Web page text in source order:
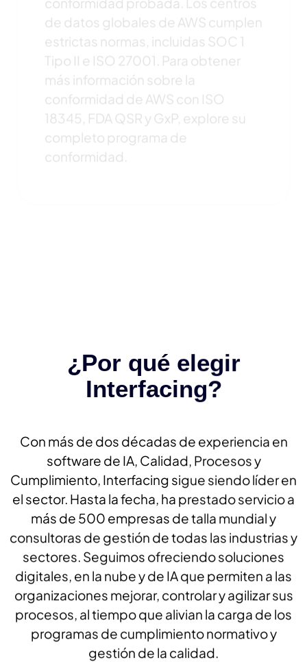
de datos globales de AWS cumplen
estrictas normas, incluidas SOC 1
Tipo II e ISO 27001. Para obtener
más información sobre la
conformidad de AWS con ISO
18345, FDA QSR y GxP, explore su
completo programa de
conformidad.
¿Por qué elegir
Interfacing?
Con más de dos décadas de experiencia en
software de IA, Calidad, Procesos y
Cumplimiento, Interfacing sigue siendo líder en
el sector. Hasta la fecha, ha prestado servicio a
más de 500 empresas de talla mundial y
consultoras de gestión de todas las industrias y
sectores. Seguimos ofreciendo soluciones
digitales, en la nube y de IA que permiten a las
organizaciones mejorar, controlar y agilizar sus
procesos, al tiempo que alivian la carga de los
programas de cumplimiento normativo y
gestión de la calidad.